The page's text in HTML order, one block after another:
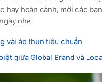
hay hoàn cảnh, mời các
nhé
vải áo thun tiêu chuẩn
giữa Global Brand và